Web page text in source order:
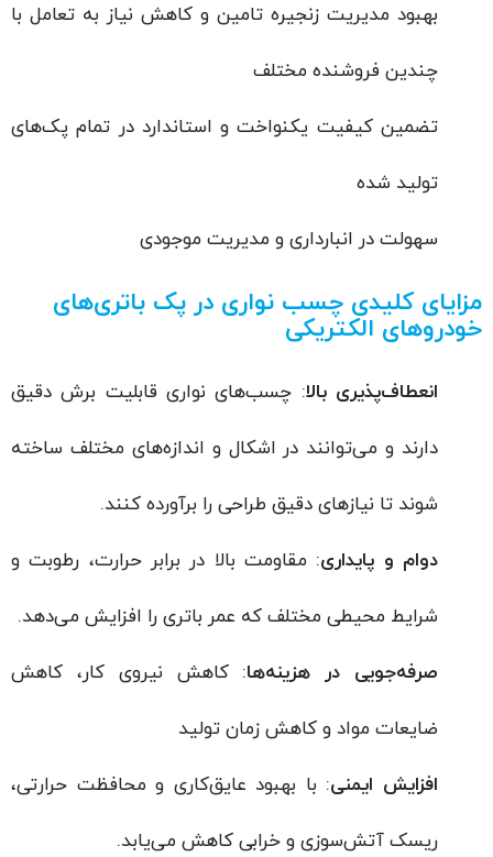
بهبود مدیریت زنجیره تامین و کاهش نیاز به تعامل با
چندین فروشنده مختلف
تضمین کیفیت یکنواخت و استاندارد در تمام پک‌های
تولید شده
سهولت در انبارداری و مدیریت موجودی
مزایای کلیدی چسب نواری در پک باتری‌های
خودروهای الکتریکی
انعطاف‌پذیری بالا: چسب‌های نواری قابلیت برش دقیق
دارند و می‌توانند در اشکال و اندازه‌های مختلف ساخته
شوند تا نیازهای دقیق طراحی را برآورده کنند.
دوام و پایداری: مقاومت بالا در برابر حرارت، رطوبت و
شرایط محیطی مختلف که عمر باتری را افزایش می‌دهد.
صرفه‌جویی در هزینه‌ها: کاهش نیروی کار، کاهش
ضایعات مواد و کاهش زمان تولید
افزایش ایمنی: با بهبود عایق‌کاری و محافظت حرارتی،
ریسک آتش‌سوزی و خرابی کاهش می‌یابد.